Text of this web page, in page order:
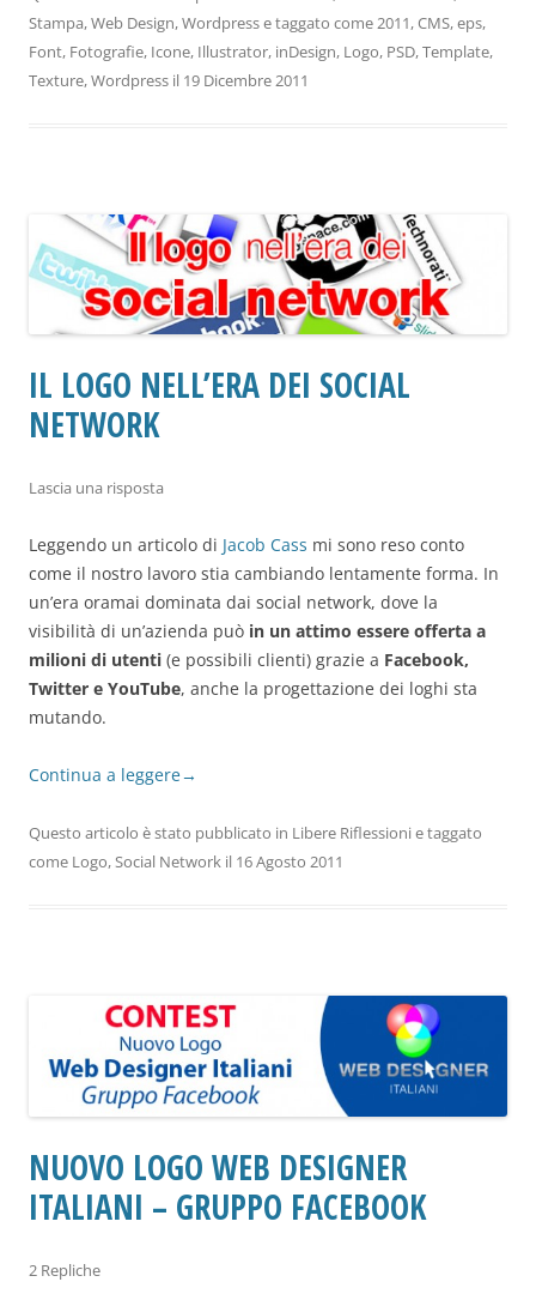
Stampa,Web Design,Wordpresse taggato come2011,CMS,eps,
Font, Fotografie, Icone, Illustrator, inDesign, Logo, PSD,Template,
Texture,Wordpress il 19 Dicembre 2011
IL LOGO NELL’ERA DEI SOCIAL
NETWORK
Lascia una risposta
Leggendo un articolo di Jacob Cass mi sono reso conto
come il nostro lavoro stia cambiando lentamente forma. In
un’era oramai dominata dai social network, dove la
visibilità di un’azienda può in un attimo essere offerta a
milioni di utenti (e possibili clienti) grazie a Facebook,
Twitter e YouTube, anche la progettazione dei loghi sta
mutando.
Continua a leggere→
Questo articolo è stato pubblicato in Libere Riflessionie taggato
come Logo,Social Network il 16 Agosto 2011
NUOVO LOGO WEB DESIGNER
ITALIANI – GRUPPO FACEBOOK
2 Repliche